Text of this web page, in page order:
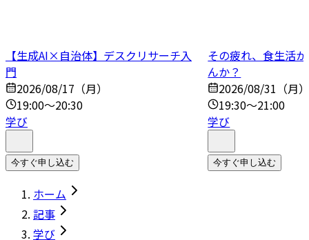
【生成AI×自治体】デスクリサーチ入
門
2026/08/17（月）
19:00～20:30
学び
今すぐ申し込む
その疲れ、食生活
んか？
2026/08/31（月
19:30～21:00
学び
今すぐ申し込む
ホーム
記事
学び